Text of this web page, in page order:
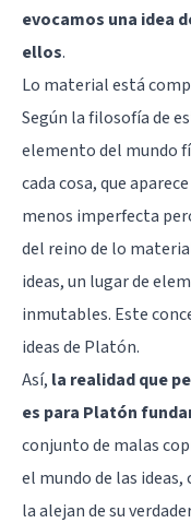
evocamos una idea
ellos.
Lo material está
Según la filosofía de
elemento del mundo
cada cosa, que
menos imperfecta
del reino de lo
ideas, un lugar de
inmutables. Este
ideas de Platón.
Así, la realidad que
es para Platón
conjunto de malas
el mundo de las ideas,
la alejan de su